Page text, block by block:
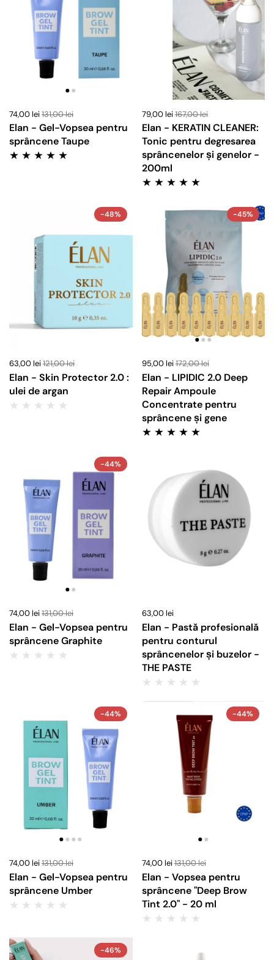
74,00 lei131,00 lei
Elan - Gel-Vopsea pentru
sprâncene Taupe
79,00 lei167,00 lei
Elan - KERATIN CLEANER:
Tonic pentru degresarea
sprâncenelor și genelor -
200ml
63,00 lei121,00 lei
Elan - Skin Protector 2.0 :
ulei de argan
-48%
95,00 lei172,00 lei
Elan - LIPIDIC 2.0 Deep
Repair Ampoule
Concentrate pentru
sprâncene și gene
-45%
74,00 lei131,00 lei
Elan - Gel-Vopsea pentru
sprâncene Graphite
-44%
63,00 lei
Elan - Pastă profesională
pentru conturul
sprâncenelor și buzelor -
THE PASTE
74,00 lei131,00 lei
Elan - Gel-Vopsea pentru
sprâncene Umber
-44%
74,00 lei131,00 lei
Elan - Vopsea pentru
sprâncene "Deep Brow
Tint 2.0" - 20 ml
-44%
-46%